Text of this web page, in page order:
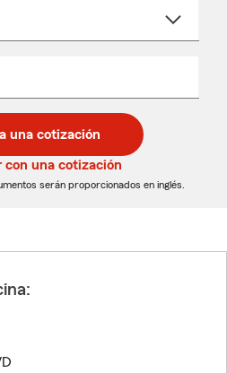
una cotización
con una cotización
serán proporcionados en inglés.